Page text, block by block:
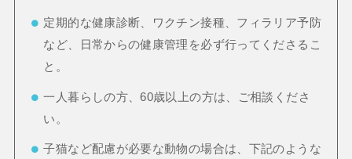
定期的な健康診断、ワクチン接種、フィラリア予防
など、日常からの健康管理を必ず行ってくださるこ
と。
一人暮らしの方、60歳以上の方は、ご相談くださ
い。
子猫など配慮が必要な動物の場合は、下記のような